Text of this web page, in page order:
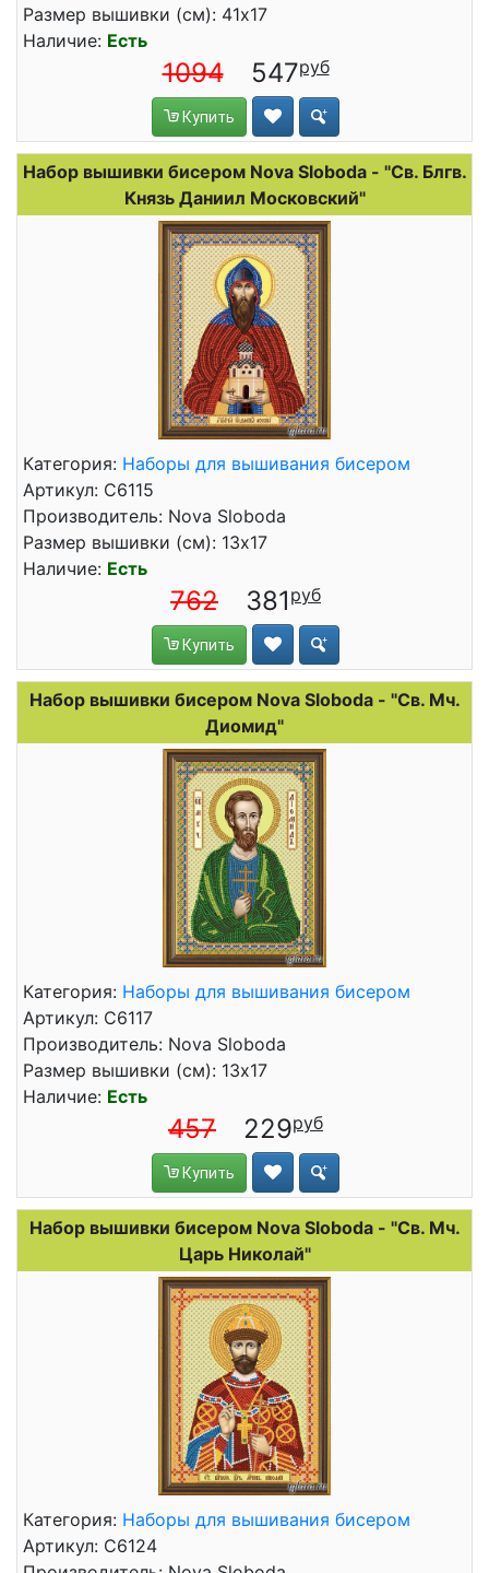
Размер вышивки (см): 41x17
Наличие: Есть
1094 547
Купить
Набор вышивки бисером Nova Sloboda - "Св. Блгв.
Князь Даниил Московский"
Категория: Наборы для вышивания бисером
Артикул: C6115
Производитель: Nova Sloboda
Размер вышивки (см): 13x17
Наличие: Есть
762 381
Купить
Набор вышивки бисером Nova Sloboda - "Св. Мч.
Диомид"
Категория: Наборы для вышивания бисером
Артикул: C6117
Производитель: Nova Sloboda
Размер вышивки (см): 13x17
Наличие: Есть
457 229
Купить
Набор вышивки бисером Nova Sloboda - "Св. Мч.
Царь Николай"
Категория: Наборы для вышивания бисером
Артикул: C6124